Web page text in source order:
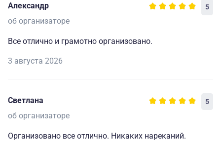
Александр 5
об организаторе
Все отлично и грамотно организовано.
3 августа 2026
Светлана 5
об организаторе
Организовано все отлично. Никаких нареканий.